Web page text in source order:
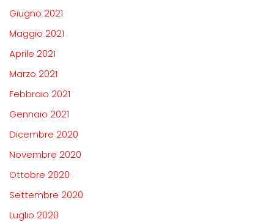
Giugno 2021
Maggio 2021
Aprile 2021
Marzo 2021
Febbraio 2021
Gennaio 2021
Dicembre 2020
Novembre 2020
Ottobre 2020
Settembre 2020
Luglio 2020